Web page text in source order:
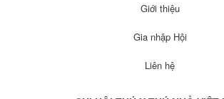
Giới thiệu
Gia nhập Hội
Liên hệ